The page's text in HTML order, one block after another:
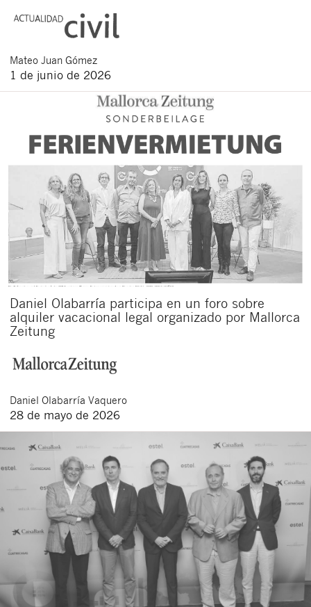
Mateo Juan Gómez
1 de junio de 2026
Daniel Olabarría participa en un foro sobre
alquiler vacacional legal organizado por Mallorca
Zeitung
Daniel Olabarría Vaquero
28 de mayo de 2026
Cerrar